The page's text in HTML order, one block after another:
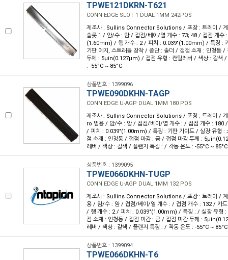
TPWE121DKRN-T621
CONN EDGE SLOT 1 DUAL 1MM 242POS
제조사 : Sullins Connector Solutions / 포장 : 트레이 / 계
슬롯 1 / 암/수 : 암 / 접점/베이/열 개수 : 73; 48 / 접점 개수
(1.60mm) / 행 개수 : 2 / 피치 : 0.039"(1.00mm) / 특징 :
기판 에지, 스트래들 장착 / 종단 : 솔더 / 접점 소재 : 인청동 /
두께 : 5µin(0.127µm) / 접점 유형 : 캔틸레버 / 색상 : 갈색 /
: -55°C ~ 85°C
상품번호 : 1399096
TPWE090DKHN-TAGP
CONN EDGE U-AGP DUAL 1MM 180 POS
제조사 : Sullins Connector Solutions / 포장 : 트레이 / 계
ro 범용 / 암/수 : 암 / 접점/베이/열 개수 : / 접점 개수 : 180
/ 피치 : 0.039"(1.00mm) / 특징 : 기판 가이드 / 실장 유형 :
점 소재 : 인청동 / 접점 마감 : 금 / 접점 마감 두께 :
레버 / 색상 : 갈색 / 플랜지 특징 : / 작동 온도 : -55°C ~ 85°C
상품번호 : 1399095
TPWE066DKHN-TUGP
CONN EDGE U-AGP DUAL 1MM 132 POS
제조사 : Sullins Connector Solutions / 포장 : 트레이 / 계
용 / 암/수 : 암 / 접점/베이/열 개수 : / 접점 개수 : 132 / 카
/ 행 개수 : 2 / 피치 : 0.039"(1.00mm) / 특징 : / 실장 유형 :
점 소재 : 인청동 / 접점 마감 : 금 / 접점 마감 두께 :
레버 / 색상 : 갈색 / 플랜지 특징 : / 작동 온도 : -55°C ~ 85°C
상품번호 : 1399094
TPWE066DKHN-T6